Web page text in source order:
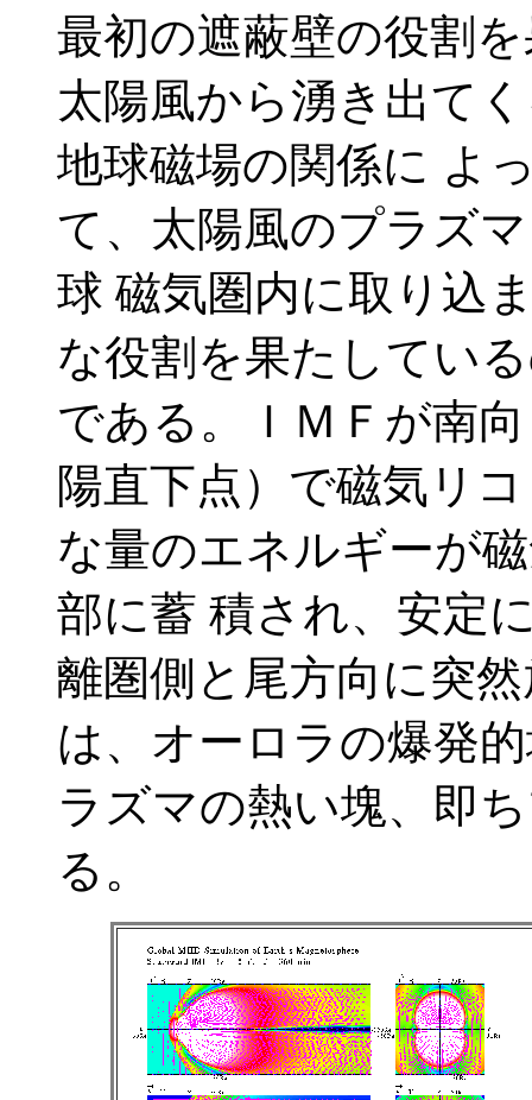
最初の遮蔽壁の役割
太陽風から湧き出て
地球磁場の関係に よ
て、太陽風のプラズ
球 磁気圏内に取り込
な役割を果たしてい
である。ＩＭＦが南
陽直下点）で磁気リ
な量のエネルギーが
部に蓄 積され、安定
離圏側と尾方向に突
は、オーロラの爆発
ラズマの熱い塊、即
る。